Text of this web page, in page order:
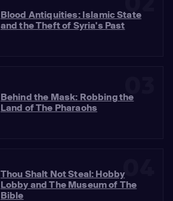
Blood Antiquities: Islamic State
and the Theft of Syria's Past
03
Behind the Mask: Robbing the
Land of The Pharaohs
04
Thou Shalt Not Steal: Hobby
Lobby and The Museum of The
Bible